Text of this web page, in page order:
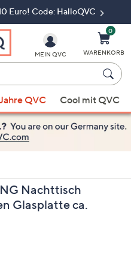
Euro! Code: HalloQVC
MEIN QVC
0
WARENKORB
QVC Cool mit QVC
Nachttisch
Glasplatte ca.